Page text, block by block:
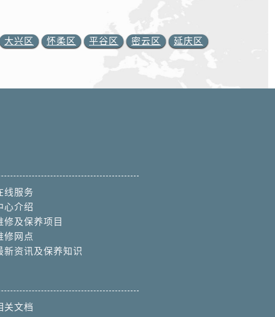
大兴区 怀柔区 平谷区 密云区 延庆区
线服务
心介绍
修及保养项目
修网点
新资讯及保养知识
关文档